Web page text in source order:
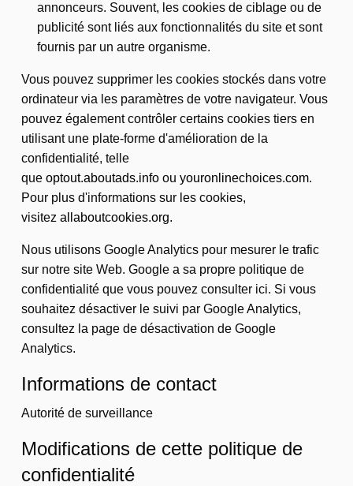
annonceurs. Souvent, les cookies de ciblage ou de
publicité sont liés aux fonctionnalités du site et sont
fournis par un autre organisme.
Vous pouvez supprimer les cookies stockés dans votre
ordinateur via les paramètres de votre navigateur. Vous
pouvez également contrôler certains cookies tiers en
utilisant une plate-forme d'amélioration de la
confidentialité, telle
que optout.aboutads.infoou youronlinechoices.com.
Pour plus d'informations sur les cookies,
visitez allaboutcookies.org.
Nous utilisons Google Analytics pour mesurer le trafic
sur notre site Web. Google a sa propre politique de
confidentialité que vous pouvez consulter ici. Si vous
souhaitez désactiver le suivi par Google Analytics,
consultez la page de désactivation de Google
Analytics.
Informations de contact
Autorité de surveillance
Modifications de cette politique de
confidentialité